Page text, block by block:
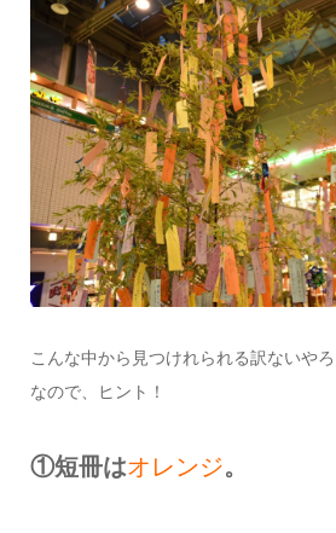
こんな中から見つけれられる訳ないや
なので、ヒント！
①短冊はオレンジ。